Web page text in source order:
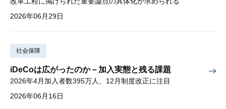
2026年06月29日
社会保障
iDeCoは広がったのか－加入実態と残る課題
2026年4月加入者数395万人、12月制度改正に注目
2026年06月16日